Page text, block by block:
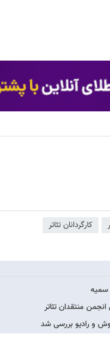
کارگردانان تئاتر
سمیه
منتقدان تئاتر
و رادیو بررسی شد